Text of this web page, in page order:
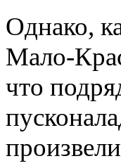
Однако,
Мало-
что